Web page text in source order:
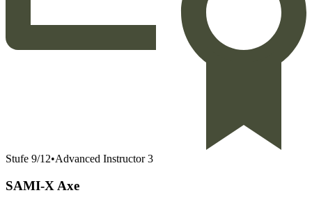
Stufe 9/12•Advanced Instructor 3
SAMI-X Axe